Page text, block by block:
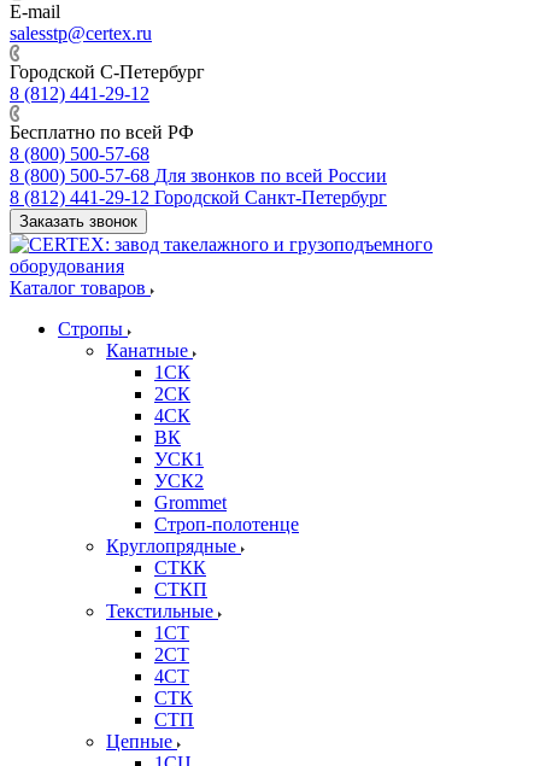
E-mail
salesstp@certex.ru
Городской С-Петербург
8 (812) 441-29-12
Бесплатно по всей РФ
8 (800) 500-57-68
8 (800) 500-57-68 Для звонков по всей России
8 (812) 441-29-12 Городской Санкт-Петербург
Заказать звонок
Каталог товаров
Стропы
Канатные
1СК
2СК
4СК
ВК
УСК1
УСК2
Grommet
Строп-полотенце
Круглопрядные
СТКК
СТКП
Текстильные
1СТ
2СТ
4СТ
СТК
СТП
Цепные